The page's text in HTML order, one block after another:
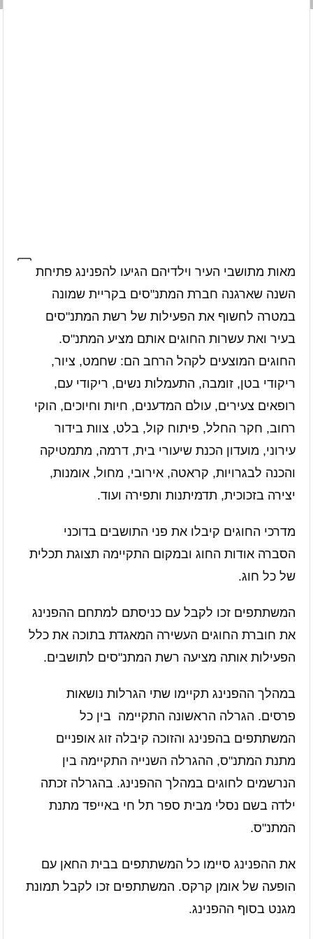
מאות מתושבי העיר וילדיהם הגיעו להפנינג פתיחת
השנה שארגנה חברת המתנ"סים בקריית שמונה
במטרה לחשוף את הפעילות של רשת המתנ"סים
בעיר ואת עשרות החוגים אותם מציע המתנ"ס.
החוגים המוצעים לקהל הרחב הם: שחמט, ציור,
ריקודי בטן, זומבה, התעמלות נשים, ריקודי עם,
רופאים צעירים, עולם המדענים, חיות וחיוכים, הוקי
רחוב, חקר החלל, פיתוח קול, בלט, צוות בידור
עירוני, מועדון הכנת שיעורי בית, דרמה, מתמטיקה
והכנה לבגרויות, קראטה, אירובי, מחול, אומנות,
יצירה בזכוכית, תדמיתנות ותפירה ועוד.
מדרכי החוגים קיבלו את פני התושבים בדוכני
הסברה אודות החוג ובמקום התקיימה תצוגת תכלית
של כל חוג.
המשתתפים זכו לקבל עם כניסתם למתחם ההפנינג
את חוברת החוגים העשירה המאגדת בתוכה את כלל
הפעילות אותה מציעה רשת המתנ"סים לתושבים.
במהלך ההפנינג תקיימו שתי הגרלות נושאות
פרסים. הגרלה הראשונה התקיימה בין כל
המשתתפים בהפנינג והזוכה קיבלה זוג אופניים
מתנת המתנ"ס, ההגרלה השנייה התקיימה בין
הנרשמים לחוגים במהלך ההפנינג. בהגרלה זכתה
ילדה בשם נסלי מבית ספר תל חי באייפד מתנת
המתנ"ס.
את ההפנינג סיימו כל המשתתפים בבית החאן עם
הופעה של אומן קרקס. המשתתפים זכו לקבל תמונת
מגנט בסוף ההפנינג.